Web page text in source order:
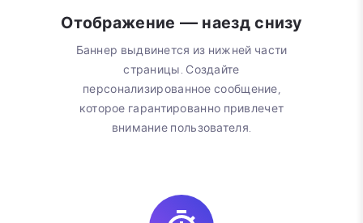
Отображение — наезд снизу
Баннер выдвинется из нижней части
страницы. Создайте
персонализированное сообщение,
которое гарантированно привлечет
внимание пользователя.